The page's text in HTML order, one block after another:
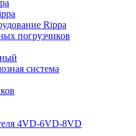
Rippa
погрузчиков
система
4VD-6VD-8VD